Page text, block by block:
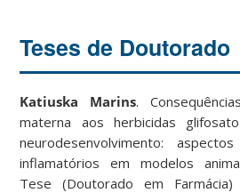
Teses de Doutorado
Katiuska Marins.
materna aos herbicidas
neurodesenvolvimento:
inflamatórios em modelos
Tese (Doutorado em Farmácia)